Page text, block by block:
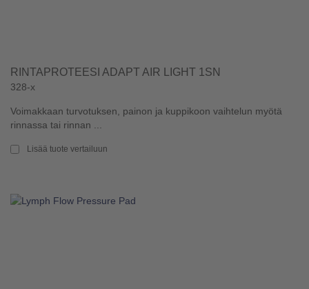
RINTAPROTEESI ADAPT AIR LIGHT 1SN
328-x
Voimakkaan turvotuksen, painon ja kuppikoon vaihtelun myötä
rinnassa tai rinnan ...
Lisää tuote vertailuun